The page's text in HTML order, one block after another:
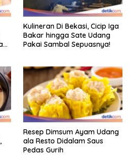
Kulineran Di Bekasi, Cicip Iga
Bakar hingga Sate Udang
Pakai Sambal Sepuasnya!
Resep Dimsum Ayam Udang
ala Resto Didalam Saus
Pedas Gurih